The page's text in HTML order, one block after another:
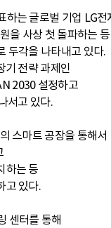
하는 글로벌 기업 LG전
을 사상 첫 돌파하는 등
두각을 나타내고 있다.
기 전략 과제인
2030 설정하고
서고 있다.
스마트 공장을 통해서
하는 등
고 있다.
센터를 통해